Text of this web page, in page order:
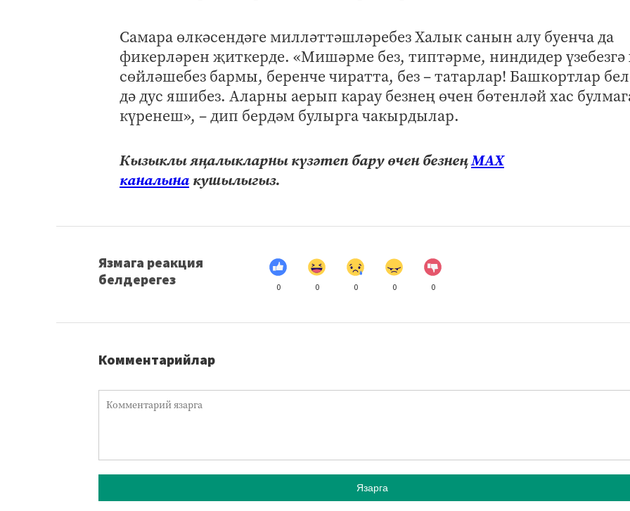
Самара өлкәсендәге милләттәшләребез Халык санын алу буенча да
фикерләрен җиткерде. «Мишәрме без, типтәрме, ниндидер үзебезгә
сөйләшебез бармы, беренче чиратта, без – татарлар! Башкортлар
дә дус яшибез. Аларны аерып карау безнең өчен бөтенләй хас
күренеш», – дип бердәм булырга чакырдылар.
Кызыклы яңалыкларны күзәтеп бару өчен безнеңМАХ
каналына кушылыгыз.
Язмага реакция
белдерегез
0 0 0 0 0
Комментарийлар
Язарга